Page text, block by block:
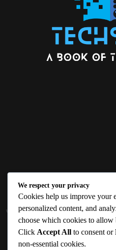
জ্ঞান বিজ্ঞানের উৎকর্ষ আমাদের প্রভাবিত করে।
তথ্যপ্রযুক্তির অতিসাম্প্রতিক খবরাখবর
প্রকাশক ও নির্বাহী সম্পাদকঃ সামিউল হক সুমন
We respect your privacy
Cookies help us improve your
personalized content, and
choose which cookies to
Click Accept All to consent or
non-essential cookies.